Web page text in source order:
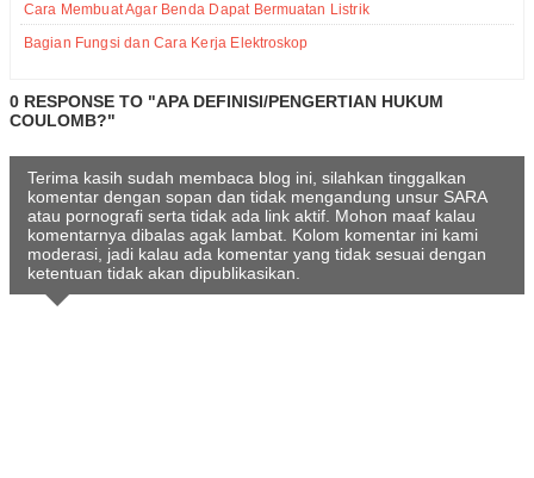
Cara Membuat Agar Benda Dapat Bermuatan Listrik
Bagian Fungsi dan Cara Kerja Elektroskop
0 RESPONSE TO "APA DEFINISI/PENGERTIAN HUKUM
COULOMB?"
Terima kasih sudah membaca blog ini, silahkan tinggalkan
komentar dengan sopan dan tidak mengandung unsur SARA
atau pornografi serta tidak ada link aktif. Mohon maaf kalau
komentarnya dibalas agak lambat. Kolom komentar ini kami
moderasi, jadi kalau ada komentar yang tidak sesuai dengan
ketentuan tidak akan dipublikasikan.